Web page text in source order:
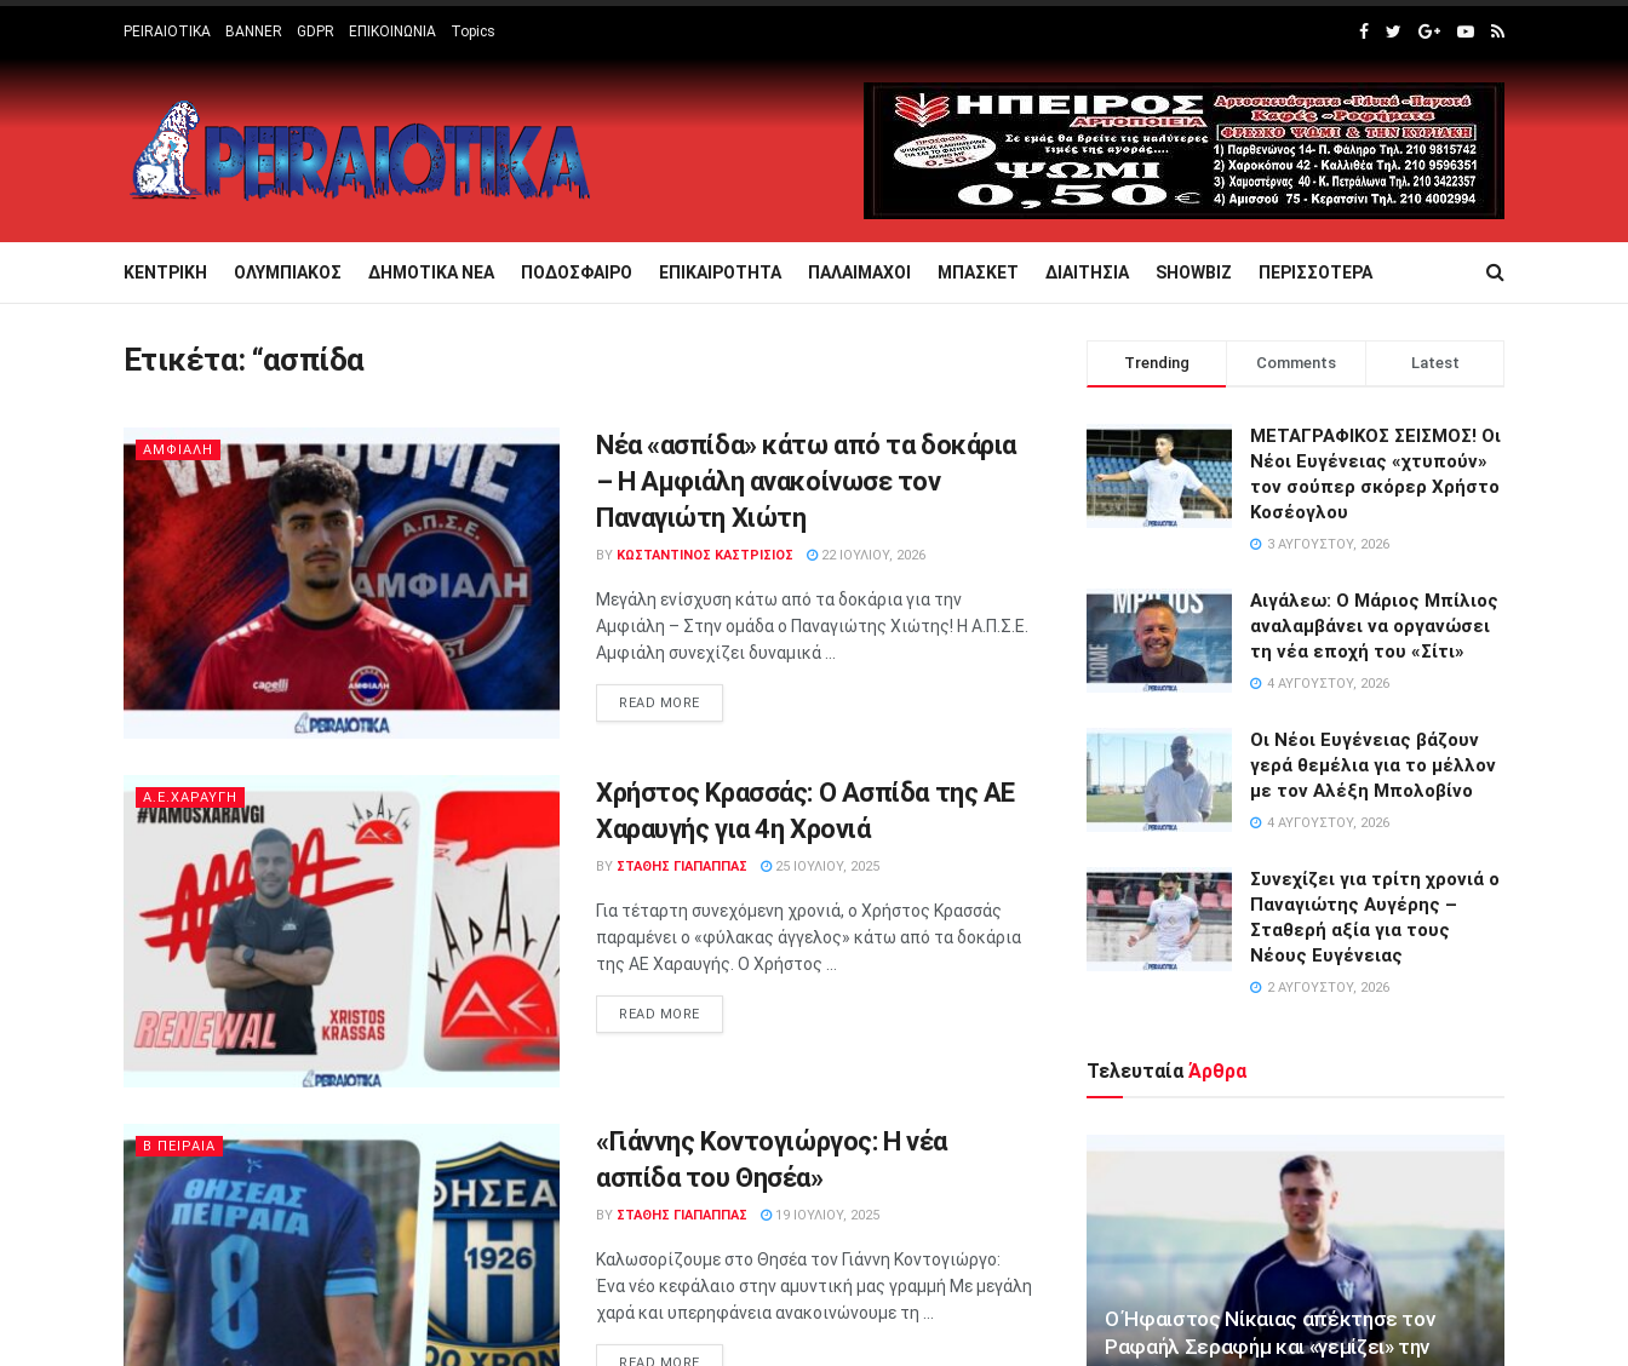
PEIRAIOTIKA BANNER GDPR ΕΠΙΚΟΙΝΩΝΙΑ Topics
ΚΕΝΤΡΙΚΗ ΟΛΥΜΠΙΑΚΟΣ ΔΗΜΟΤΙΚΑ ΝΕΑ ΠΟΔΟΣΦΑΙΡΟ ΕΠΙΚΑΙΡΟΤΗΤΑ ΠΑΛΑΙΜΑΧΟΙ ΜΠΑΣΚΕΤ ΔΙΑΙΤΗΣΙΑ SHOWBIZ ΠΕΡΙΣΣΟΤΕΡΑ
Ετικέτα: “ασπίδα
ΑΜΦΙΑΛΗ
Νέα «ασπίδα» κάτω από τα δοκάρια
– Η Αμφιάλη ανακοίνωσε τον
Παναγιώτη Χιώτη
BY ΚΩΣΤΑΝΤΙΝΟΣ ΚΑΣΤΡΙΣΙΟΣ 22 ΙΟΥΛΊΟΥ, 2026
Μεγάλη ενίσχυση κάτω από τα δοκάρια για την
Αμφιάλη – Στην ομάδα ο Παναγιώτης Χιώτης! Η Α.Π.Σ.Ε.
Αμφιάλη συνεχίζει δυναμικά ...
READ MORE
A.E.ΧΑΡΑΥΓΗ
Χρήστος Κρασσάς: Ο Ασπίδα της ΑΕ
Χαραυγής για 4η Χρονιά
BY ΣΤΑΘΗΣ ΓΊΑΠΑΠΠΑΣ 25 ΙΟΥΛΊΟΥ, 2025
Για τέταρτη συνεχόμενη χρονιά, ο Χρήστος Κρασσάς
παραμένει ο «φύλακας άγγελος» κάτω από τα δοκάρια
της ΑΕ Χαραυγής. Ο Χρήστος ...
READ MORE
Β ΠΕΙΡΑΙΑ
«Γιάννης Κοντογιώργος: Η νέα
ασπίδα του Θησέα»
BY ΣΤΑΘΗΣ ΓΊΑΠΑΠΠΑΣ 19 ΙΟΥΛΊΟΥ, 2025
Καλωσορίζουμε στο Θησέα τον Γιάννη Κοντογιώργο:
Ένα νέο κεφάλαιο στην αμυντική μας γραμμή Με μεγάλη
χαρά και υπερηφάνεια ανακοινώνουμε τη ...
READ MORE
Trending Comments Latest
ΜΕΤΑΓΡΑΦΙΚΟΣ ΣΕΙΣΜΟΣ! Οι
Νέοι Ευγένειας «χτυπούν»
τον σούπερ σκόρερ Χρήστο
Κοσέογλου
3 ΑΥΓΟΎΣΤΟΥ, 2026
Αιγάλεω: Ο Μάριος Μπίλιος
αναλαμβάνει να οργανώσει
τη νέα εποχή του «Σίτι»
4 ΑΥΓΟΎΣΤΟΥ, 2026
Οι Νέοι Ευγένειας βάζουν
γερά θεμέλια για το μέλλον
με τον Αλέξη Μπολοβίνο
4 ΑΥΓΟΎΣΤΟΥ, 2026
Συνεχίζει για τρίτη χρονιά ο
Παναγιώτης Αυγέρης –
Σταθερή αξία για τους
Νέους Ευγένειας
2 ΑΥΓΟΎΣΤΟΥ, 2026
Τελευταία Άρθρα
Ο Ήφαιστος Νίκαιας απέκτησε τον
Ραφαήλ Σεραφήμ και «γεμίζει» την